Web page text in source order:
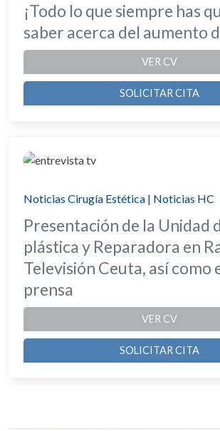
¡Todo lo que siempre has
saber acerca del aumento
VER CV
SOLICITAR CITA
Noticias Cirugía Estética | Noticias HC
Presentación de la Unidad
plástica y Reparadora en
Televisión Ceuta, así como
prensa
VER CV
SOLICITAR CITA